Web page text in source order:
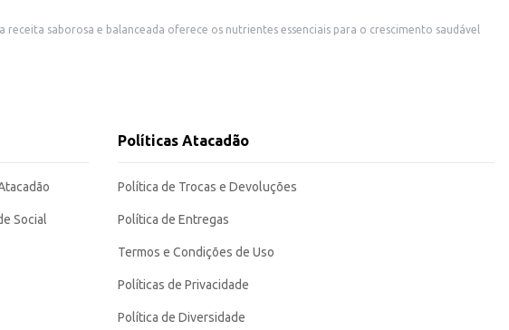
saborosa e balanceada oferece os nutrientes essenciais para o crescimento saudável
Social
Políticas Atacadão
Política de Trocas e Devoluções
Política de Entregas
Termos e Condições de Uso
Políticas de Privacidade
Política de Diversidade